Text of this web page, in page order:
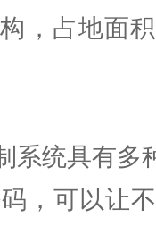
，占地面
系统具有多
，可以让